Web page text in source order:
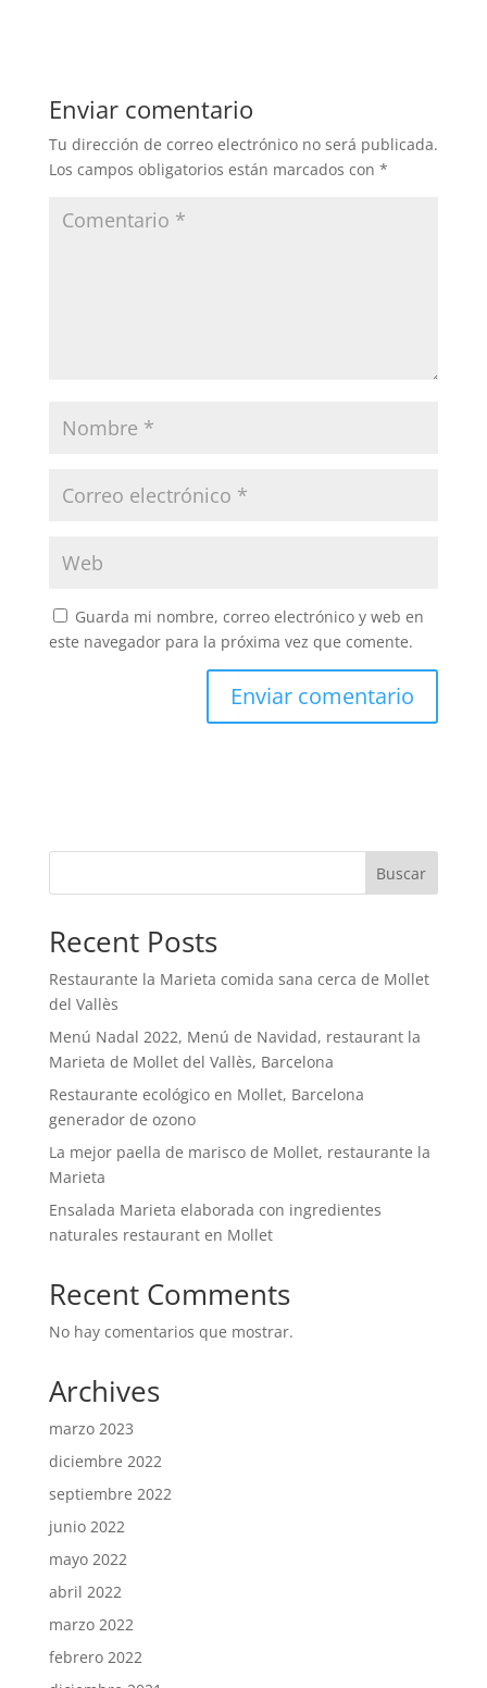
Enviar comentario
Tu dirección de correo electrónico no será publicada.
Los campos obligatorios están marcados con *
Guarda mi nombre, correo electrónico y web en
este navegador para la próxima vez que comente.
Buscar
Recent Posts
Restaurante la Marieta comida sana cerca de Mollet
del Vallès
Menú Nadal 2022, Menú de Navidad, restaurant la
Marieta de Mollet del Vallès, Barcelona
Restaurante ecológico en Mollet, Barcelona
generador de ozono
La mejor paella de marisco de Mollet, restaurante la
Marieta
Ensalada Marieta elaborada con ingredientes
naturales restaurant en Mollet
Recent Comments
No hay comentarios que mostrar.
Archives
marzo 2023
diciembre 2022
septiembre 2022
junio 2022
mayo 2022
abril 2022
marzo 2022
febrero 2022